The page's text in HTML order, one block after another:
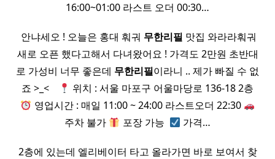
16:00~01:00 라스트 오더 00:30…
​ 안냐세오 ! 오늘은 홍대 훠궈 무한리필 맛집 와라라훠궈
새로 오픈 했다고해서 다녀왔어요 ! 가격도 2만원 초반대
로 가성비 너무 좋은데 무한리필이라니 .. 제가 빠질 수 없
죠 >_< ​ ​ ​
위치 : 서울 마포구 어울마당로 136-18 2층
영업시간 : 매일 11:00 ~ 24:00 라스트오더 22:30
주차 불가
포장 가능 ​ 가격…
2층에 있는데 엘리베이터 타고 올라가면 바로 보여서 찾